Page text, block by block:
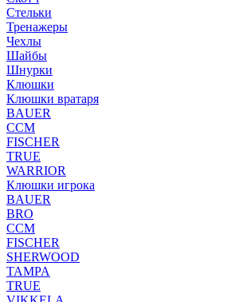
Стельки
Тренажеры
Чехлы
Шайбы
Шнурки
Клюшки
Клюшки вратаря
BAUER
CCM
FISCHER
TRUE
WARRIOR
Клюшки игрока
BAUER
BRO
CCM
FISCHER
SHERWOOD
TAMPA
TRUE